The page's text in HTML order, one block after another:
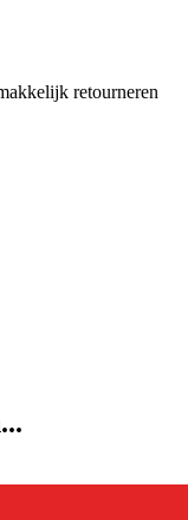
retourneren